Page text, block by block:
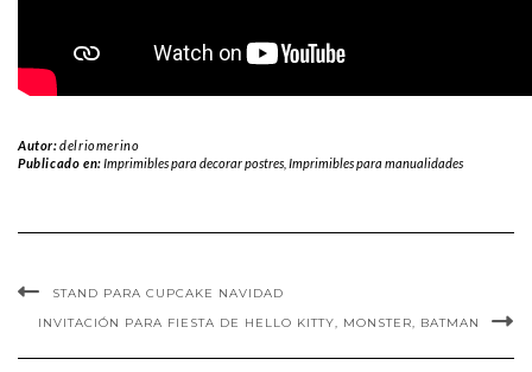
Autor:delriomerino
Publicado en: Imprimibles para decorar postres Imprimibles para manualidades
STAND PARA CUPCAKE NAVIDAD
INVITACIÓN PARA FIESTA DE HELLO KITTY, MONSTER, BATMAN